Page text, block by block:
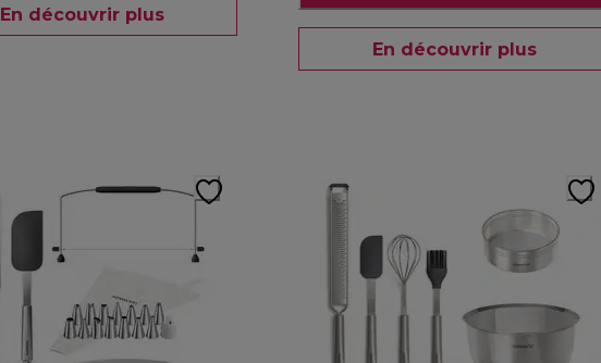
En découvrir plus
En découvrir plus